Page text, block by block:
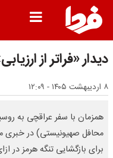
دیدار «فراتر از
۸ اردیبهشت ۱۴۰۵ - ۱۲:۰۹
همزمان با سفر عراقچی به
محافل صهیونیستی) در خبری
برای بازگشایی تنگه هرمز در